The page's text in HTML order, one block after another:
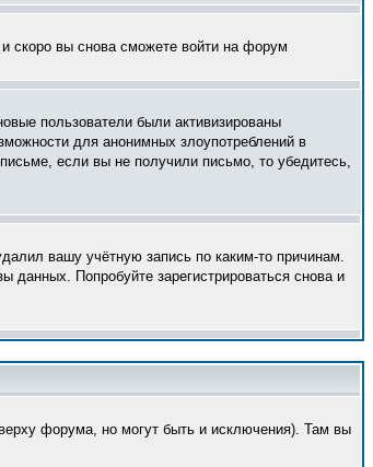
скоро вы снова сможете войти на форум
пользователи были активизированы
для анонимных злоупотреблений в
если вы не получили письмо, то убедитесь,
вашу учётную запись по каким-то причинам.
данных. Попробуйте зарегистрироваться снова и
форума, но могут быть и исключения). Там вы